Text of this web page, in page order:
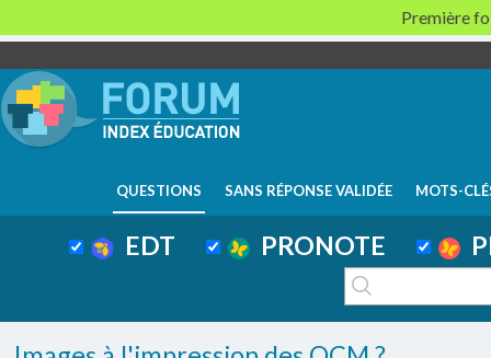
QUESTIONS SANS RÉPONSE VALIDÉE MOTS-
EDT PRONOTE
Première